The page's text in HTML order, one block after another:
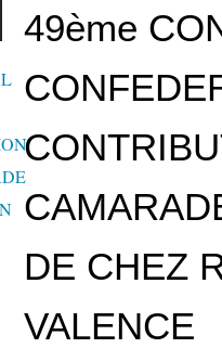
49ème
DE CHEZ
VALENCE